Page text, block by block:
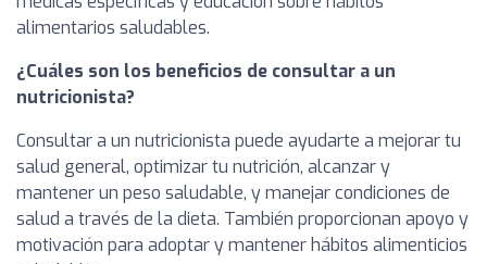
alimentarios saludables.
¿Cuáles son los beneficios de consultar a un
nutricionista?
Consultar a un nutricionista puede ayudarte a mejorar tu
salud general, optimizar tu nutrición, alcanzar y
mantener un peso saludable, y manejar condiciones de
salud a través de la dieta. También proporcionan apoyo y
motivación para adoptar y mantener hábitos alimenticios